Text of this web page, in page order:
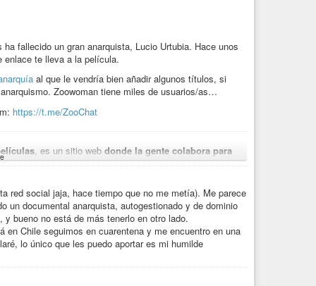
photos. There is really nothing more to consider. We’ll be
the spell of the coronavirus. Emergency regimes have
fallecido un gran anarquista, Lucio Urtubia. Hace unos
enlace te lleva a la película.
al que le vendría bien añadir algunos títulos, si
Zoowoman tiene miles de usuarios/as…
https://t.me/ZooChat
, es un sitio web donde la gente colabora para
es un esfuerzo comunitario, no comercial, así que puedes
ver tal película” o “quiero que subáis X film” sin
palabras, y es para hacerlo.
de quien no dona. Se puede donar, pero ese dinero se
demás es colaboración. Colabora 😉
red social jaja, hace tiempo que no me metía). Me parece
un documental anarquista, autogestionado y de dominio
bueno no está de más tenerlo en otro lado.
en Chile seguimos en cuarentena y me encuentro en una
lo único que les puedo aportar es mi humilde